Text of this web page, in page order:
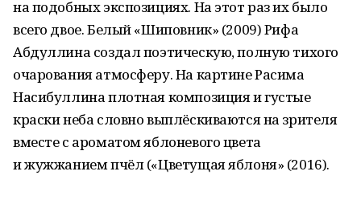
на подобных экспозициях. На этот раз их было
всего двое. Белый «Шиповник» (2009) Рифа
Абдуллина создал поэтическую, полную тихого
очарования атмосферу. На картине Расима
Насибуллина плотная композиция и густые
краски неба словно выплёскиваются на зрителя
вместе с ароматом яблоневого цвета
и жужжанием пчёл («Цветущая яблоня» (2016).